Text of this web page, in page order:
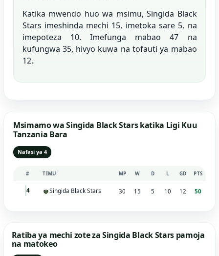
Katika mwendo huo wa msimu, Singida Black
Stars imeshinda mechi 15, imetoka sare 5, na
imepoteza 10. Imefunga mabao 47 na
kufungwa 35, hivyo kuwa na tofauti ya mabao
12.
Msimamo wa Singida Black Stars katika Ligi Kuu
Tanzania Bara
Nafasi ya 4
# TIMU MP W D L GD PTS
4 Singida Black Stars 30 15 5 10 12 50
Ratiba ya mechi zote za Singida Black Stars pamoja
na matokeo